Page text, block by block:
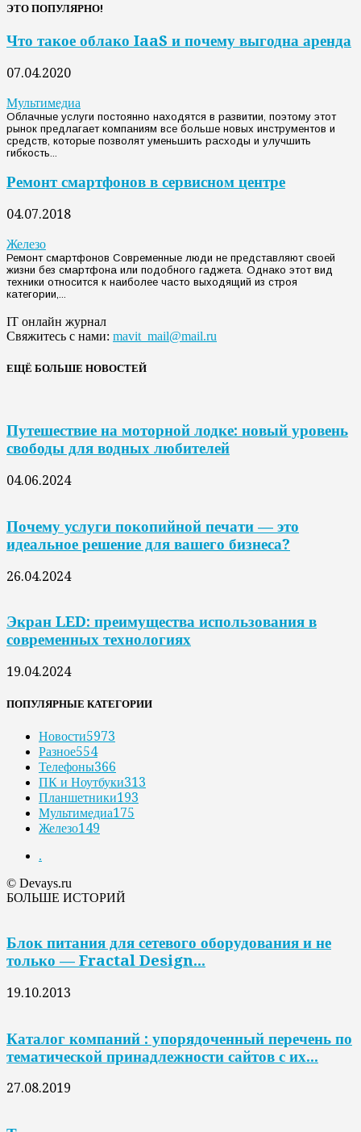
ЭТО ПОПУЛЯРНО!
Что такое облако IaaS и почему выгодна аренда
07.04.2020
Мультимедиа
Облачные услуги постоянно находятся в развитии, поэтому этот
рынок предлагает компаниям все больше новых инструментов и
средств, которые позволят уменьшить расходы и улучшить
гибкость...
Ремонт смартфонов в сервисном центре
04.07.2018
Железо
Ремонт смартфонов Современные люди не представляют своей
жизни без смартфона или подобного гаджета. Однако этот вид
техники относится к наиболее часто выходящий из строя
категории,...
IT онлайн журнал
Свяжитесь с нами: mavit_mail@mail.ru
ЕЩЁ БОЛЬШЕ НОВОСТЕЙ
Путешествие на моторной лодке: новый уровень
свободы для водных любителей
04.06.2024
Почему услуги покопийной печати — это
идеальное решение для вашего бизнеса?
26.04.2024
Экран LED: преимущества использования в
современных технологиях
19.04.2024
ПОПУЛЯРНЫЕ КАТЕГОРИИ
Новости5973
Разное554
Телефоны366
ПК и Ноутбуки313
Планшетники193
Мультимедиа175
Железо149
.
© Devays.ru
БОЛЬШЕ ИСТОРИЙ
Блок питания для сетевого оборудования и не
только — Fractal Design...
19.10.2013
Каталог компаний : упорядоченный перечень по
тематической принадлежности сайтов с их...
27.08.2019